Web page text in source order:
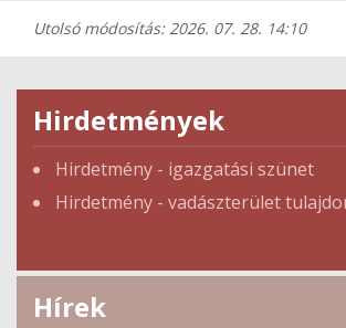
Utolsó módosítás: 2026. 07. 28. 14:10
Hirdetmények
Hirdetmény - igazgatási szünet
Hirdetmény - vadászterület
Hírek